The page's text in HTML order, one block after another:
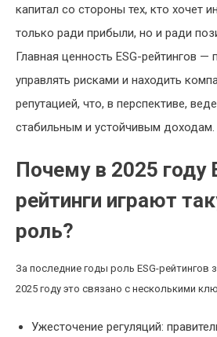
капитал со стороны тех, кто хочет
только ради прибыли, но и ради
Главная ценность ESG-рейтингов —
управлять рисками и находить
репутацией, что, в перспективе,
стабильным и устойчивым доходам.
Почему в 2025 году
рейтинги играют
роль?
За последние годы роль ESG-рейтингов
2025 году это связано с несколькими
Ужесточение регуляций: